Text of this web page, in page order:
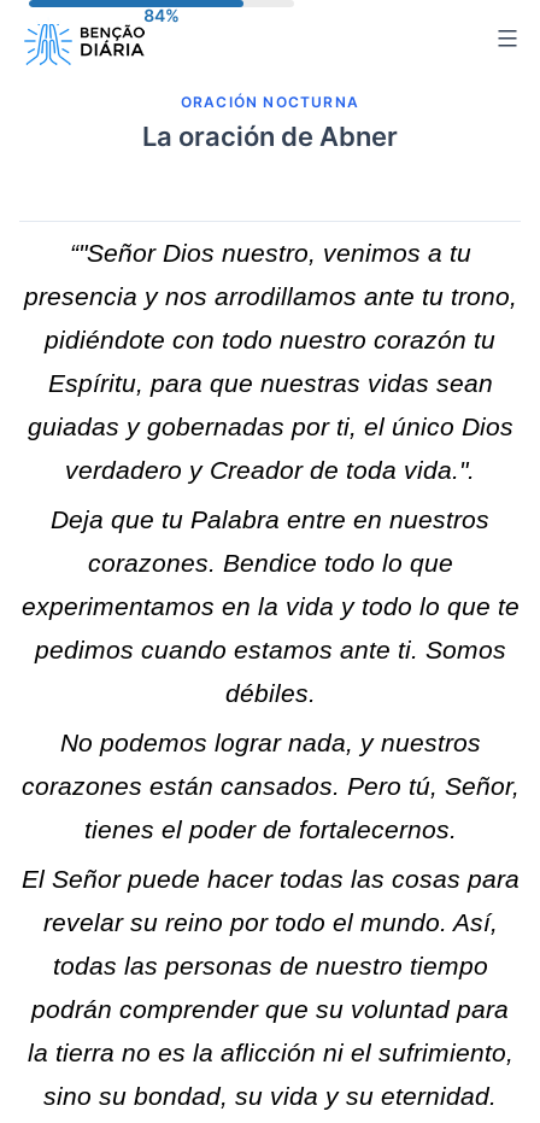
ORACIÓN NOCTURNA
La oración de Abner
“"Señor Dios nuestro, venimos a tu
presencia y nos arrodillamos ante tu trono,
pidiéndote con todo nuestro corazón tu
Espíritu, para que nuestras vidas sean
guiadas y gobernadas por ti, el único Dios
verdadero y Creador de toda vida.".
Deja que tu Palabra entre en nuestros
corazones. Bendice todo lo que
experimentamos en la vida y todo lo que te
pedimos cuando estamos ante ti. Somos
débiles.
No podemos lograr nada, y nuestros
corazones están cansados. Pero tú, Señor,
tienes el poder de fortalecernos.
El Señor puede hacer todas las cosas para
revelar su reino por todo el mundo. Así,
todas las personas de nuestro tiempo
podrán comprender que su voluntad para
la tierra no es la aflicción ni el sufrimiento,
sino su bondad, su vida y su eternidad.